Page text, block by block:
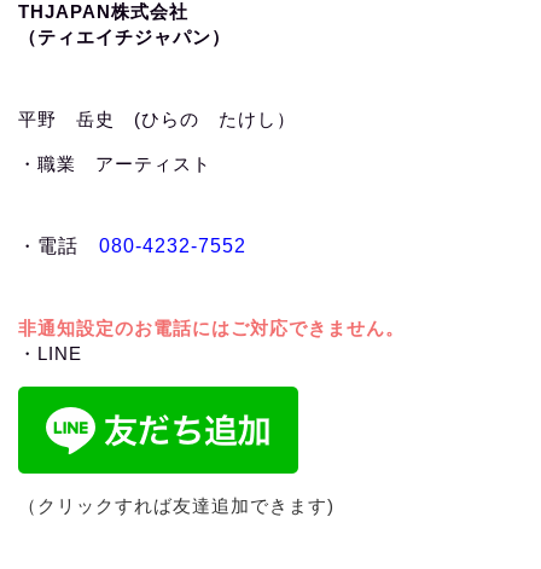
THJAPAN株式会社
（ティエイチジャパン）
平野 岳史 (ひらの たけし）
・職業 アーティスト
・ 電話 080-4232-7552
非通知設定のお電話にはご対応できません。
・LINE
（クリックすれば友達追加できます)